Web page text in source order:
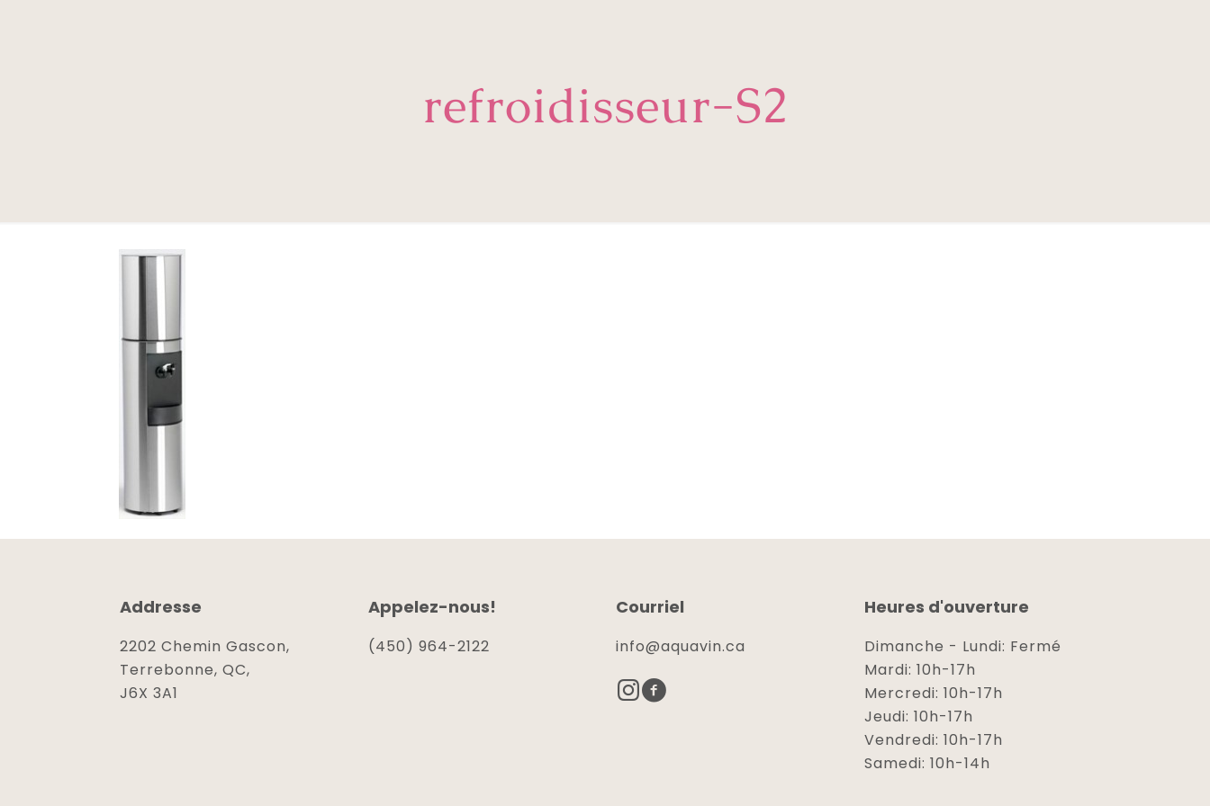
refroidisseur-S2
Addresse
2202 Chemin Gascon,
Terrebonne, QC,
J6X 3A1
Appelez-nous!
(450) 964-2122
Courriel
info@aquavin.ca
Heures d'ouverture
Dimanche - Lundi: Fermé
Mardi: 10h-17h
Mercredi: 10h-17h
Jeudi: 10h-17h
Vendredi: 10h-17h
Samedi: 10h-14h